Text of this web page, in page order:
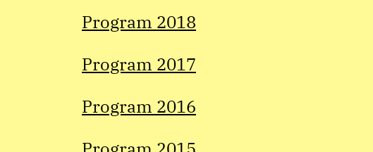
Program 2018
Program 2017
Program 2016